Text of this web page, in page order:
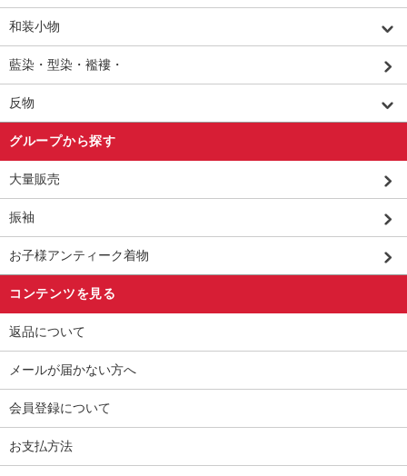
和装小物
藍染・型染・襤褸・
反物
グループから探す
大量販売
振袖
お子様アンティーク着物
コンテンツを見る
返品について
メールが届かない方へ
会員登録について
お支払方法